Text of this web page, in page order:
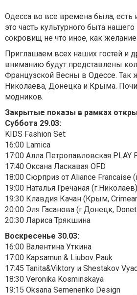
Одесса во все времена была,
это часть культурного быта
сокровищ не что иное, как
Приглашаем всех наших гостей и
вниманию будут представлены
Французской Весны в Одессе. Так
Николаева, Донецка и Крыма.
модников.
Закрытые показы в рамках
Суббота 29.03:
KIDS Fashion Set:
16:00 Lamica
17:00 Алла Петропавловская PLAY
17:40 Оксана Ласкавая OFD
18:00 Сюрприз от Aliance Francaise
19:00 Наталья Гречаная (г.Николаев)
19:30 Клавдия Качан (Крым,
20:00 Эля Гасанова (г.Донецк,
20:30 Лариса Трякшина
Воскресенье 30.03:
16:00 Валентина Уткина
17:00 Kapsamun & Liubov Pauk
17:45 Tanita&Viktory и Shestakov
18:30 Veronika Kosminskaya
19:15 Oksana Semenenko Design